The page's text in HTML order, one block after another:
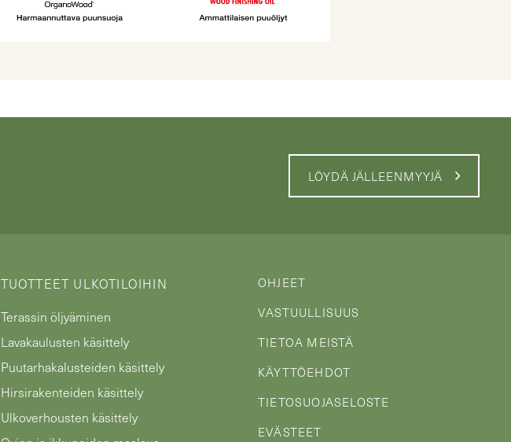
LÖYDÄ JÄLLEENMYYJÄ
TUOTTEET ULKOTILOIHIN
Terassin öljyäminen
Lavakaulusten käsittely
Puutarhakalusteiden käsittely
Hirsirakenteiden käsittely
Ulkoverhousten käsittely
OHJEET
VASTUULLISUUS
TIETOA MEISTÄ
KÄYTTÖEHDOT
TIETOSUOJASELOSTE
EVÄSTEET